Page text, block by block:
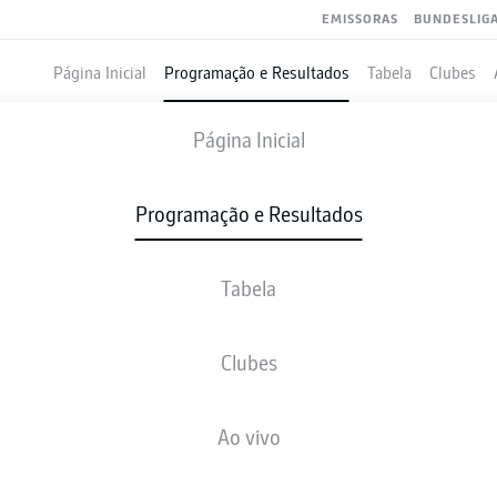
EMISSORAS
Página Inicial Programação e Resultados Tabela Clubes
Página Inicial
Programação e Resultados
Tabela
Clubes
Ao vivo
FRANKFURT AUGSBURG
ESCALAÇÕES